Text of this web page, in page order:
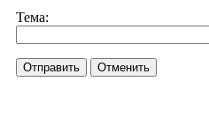
Тема:
Отправить Отменить